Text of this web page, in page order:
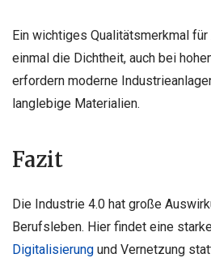
Ein wichtiges Qualitätsmerkmal
einmal die Dichtheit, auch bei
erfordern moderne
langlebige Materialien.
Fazit
Die Industrie 4.0 hat große
Berufsleben. Hier findet eine
Digitalisierung und Vernetzung